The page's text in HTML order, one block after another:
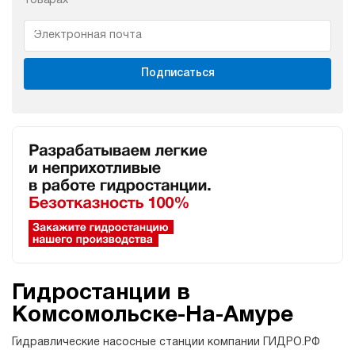
Подписаться
Гидростанции в
Комсомольске-На-Амуре
Гидравлические насосные станции компании ГИДРО.РФ